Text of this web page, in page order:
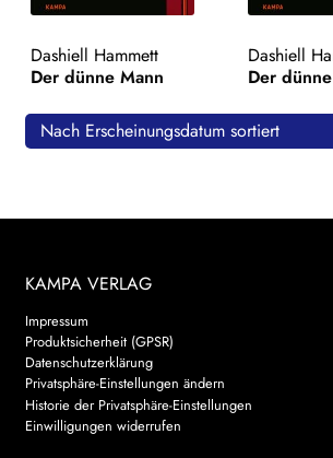
Search:
Dashiell Hammett
Der dünne Mann
Dashiell
Der
Nach Erscheinungsdatum sortiert
KAMPA VERLAG
Impressum
Produktsicherheit (GPSR)
Datenschutzerklärung
Privatsphäre-Einstellungen ändern
Historie der Privatsphäre-Einstellungen
Einwilligungen widerrufen